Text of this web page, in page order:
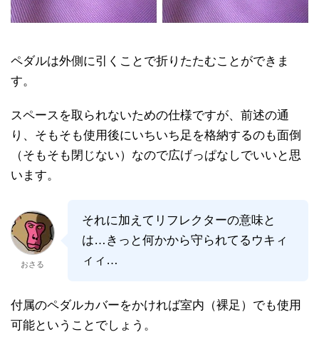
ペダルは外側に引くことで折りたたむことができま
す。
スペースを取られないための仕様ですが、前述の通
り、そもそも使用後にいちいち足を格納するのも面倒
（そもそも閉じない）なので広げっぱなしでいいと思
います。
おさる
それに加えてリフレクターの意味と
は…きっと何かから守られてるウキィ
ィィ…
付属のペダルカバーをかければ室内（裸足）でも使用
可能ということでしょう。